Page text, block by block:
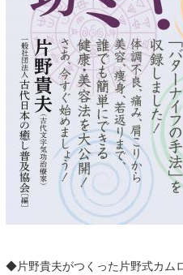
◆片野貴夫がつくった片野式カム